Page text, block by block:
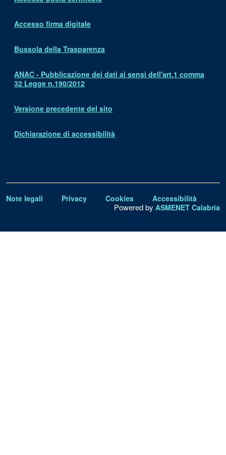
Accesso firma digitale
Bussola della Trasparenza
ANAC - Pubblicazione dei dati ai sensi dell'art.1 comma
32 Legge n.190/2012
Versione precedente del sito
Dichiarazione di accessibilità
Note legali Privacy Cookies Accessibilità
Powered by ASMENET Calabria